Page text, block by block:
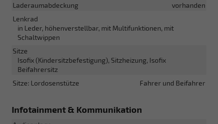
Laderaumabdeckung
vorhanden
Lenkrad
in Leder, höhenverstellbar, mit Multifunktionen, mit
Schaltwippen
Sitze
Isofix (Kindersitzbefestigung), Sitzheizung, Isofix
Beifahrersitz
Sitze: Lordosenstütze
Fahrer und Beifahrer
Infotainment & Kommunikation